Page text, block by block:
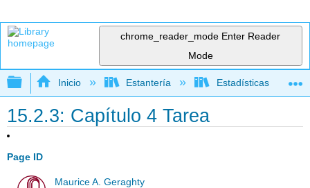
chrome_reader_mode Enter Reader
Mode
Expandir/contraer jerarquía global
Inicio Estantería Estadísticas
15.2.3: Capítulo 4 Tarea
Page ID
Maurice A. Geraghty